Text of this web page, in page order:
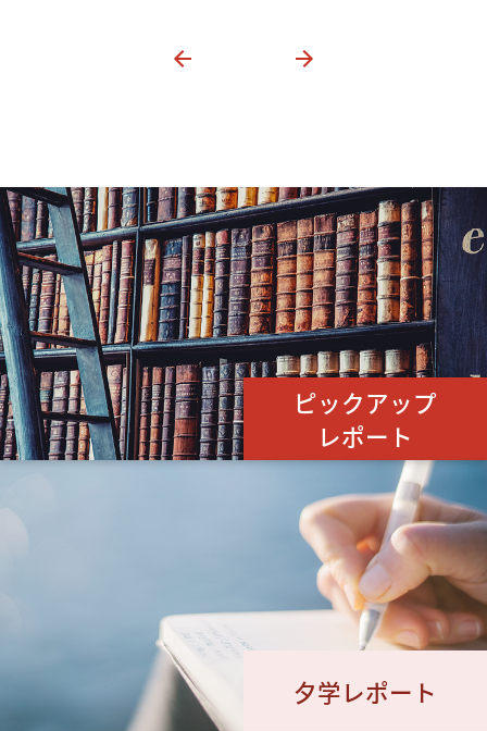
ピックアップ
レポート
夕学レポート